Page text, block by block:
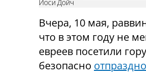
Йоси Дойч
Вчера, 10 мая,
что в этом году не
евреев посетили
безопасно